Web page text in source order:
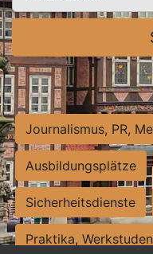
Journalismus, PR,
Ausbildungsplätze
Sicherheitsdienste
Praktika,